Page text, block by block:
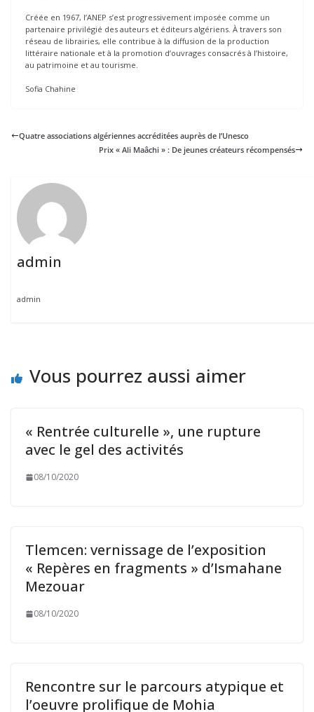
Créée en 1967, l’ANEP s’est progressivement imposée comme un
partenaire privilégié des auteurs et éditeurs algériens. À travers son
réseau de librairies, elle contribue à la diffusion de la production
littéraire nationale et à la promotion d’ouvrages consacrés à l’histoire,
au patrimoine et au tourisme.
Sofia Chahine
Quatre associations algériennes accréditées auprès de l’Unesco
Prix « Ali Maâchi » : De jeunes créateurs récompensés
admin
admin
Vous pourrez aussi aimer
« Rentrée culturelle », une rupture
avec le gel des activités
08/10/2020
Tlemcen: vernissage de l’exposition
« Repères en fragments » d’Ismahane
Mezouar
08/10/2020
Rencontre sur le parcours atypique et
l’oeuvre prolifique de Mohia